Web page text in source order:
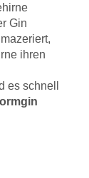
Gin
ihren
es schnell